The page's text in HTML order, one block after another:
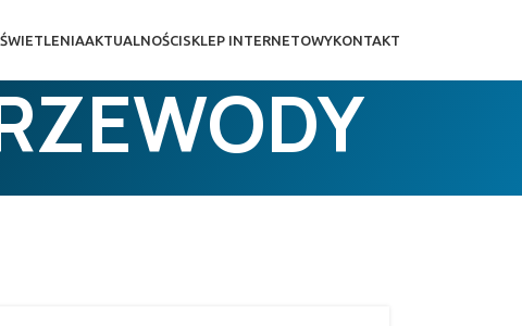
AKTUALNOŚCISKLEP INTERNETOWYKONTAKT